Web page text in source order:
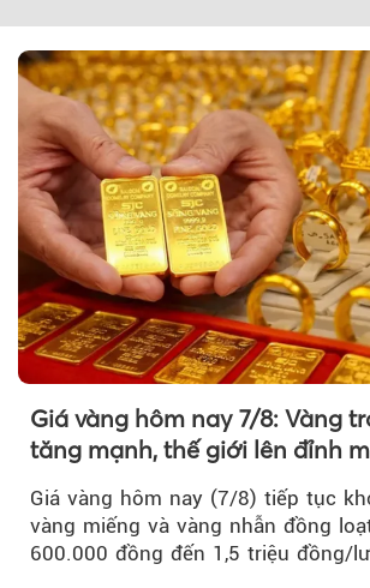
Giá vàng hôm nay 7/8: Vàng
tăng mạnh, thế giới lên đỉnh
Giá vàng hôm nay (7/8) tiếp tục
vàng miếng và vàng nhẫn đồng
600.000 đồng đến 1,5 triệu đồng/